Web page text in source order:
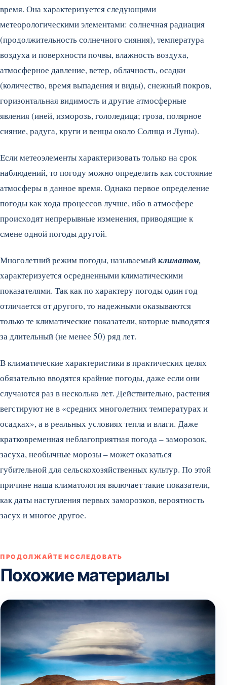
время. Она характеризуется следующими
метеорологическими элементами: солнечная радиация
(продолжительность солнечного сияния), температура
воздуха и поверхности почвы, влажность воздуха,
атмосферное давление, ветер, облачность, осадки
(количество, время выпадения и виды), снежный покров,
горизонтальная видимость и другие атмосферные
явления (иней, изморозь, гололедица; гроза, полярное
сияние, радуга, круги и венцы около Солнца и Луны).
Если метеоэлементы характеризовать только на срок
наблюдений, то погоду можно определить как состояние
атмосферы в данное время. Однако первое определение
погоды как хода процессов лучше, ибо в атмосфере
происходят непрерывные изменения, приводящие к
смене одной погоды другой.
Многолетний режим погоды, называемыйклиматом,
характеризуется осредненными климатическими
показателями. Так как по характеру погоды один год
отличается от другого, то надежными оказываются
только те климатические показатели, которые выводятся
за длительный (не менее 50) ряд лет.
В климатические характеристики в практических целях
обязательно вводятся крайние погоды, даже если они
случаются раз в несколько лет. Действительно, растения
вегстируют не в «средних многолетних температурах и
осадках», а в реальных условиях тепла и влаги. Даже
кратковременная неблагоприятная погода – заморозок,
засуха, необычные морозы – может оказаться
губительной для сельскохозяйственных культур. По этой
причине наша климатология включает такие показатели,
как даты наступления первых заморозков, вероятность
засух и многое другое.
ПРОДОЛЖАЙТЕ ИССЛЕДОВАТЬ
Похожие материалы